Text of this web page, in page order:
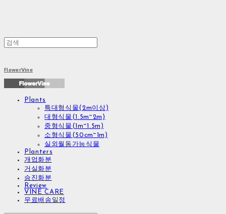
FlowerVine
Plants
특대형식물(2m이상)
대형식물(1.5m~2m)
중형식물(1m~1.5m)
소형식물(50cm~1m)
실외월동가능식물
Planters
개업화분
거실화분
승진화분
Review
VINE CARE
무료배송일정